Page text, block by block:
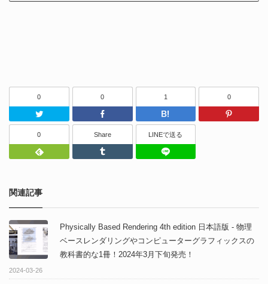
0
Twitter
0
Facebook
1
はてなブッ
0
0
Feedly
Share
Tumblr
LINEで送る
関連記事
Physically Based Rendering 4th edition 日本語版 - 物理
ベースレンダリングやコンピューターグラフィックスの
教科書的な1冊！2024年3月下旬発売！
2024-03-26